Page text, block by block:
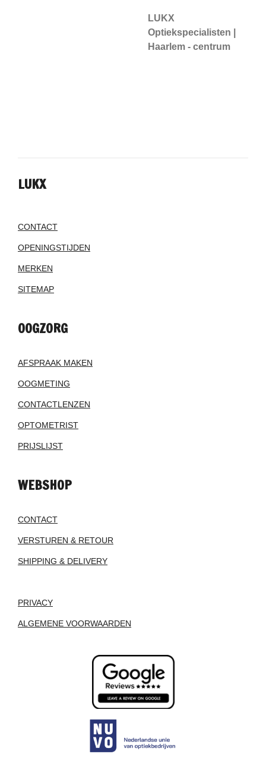
LUKX
Optiekspecialisten |
Haarlem - centrum
LUKX
CONTACT
OPENINGSTIJDEN
MERKEN
SITEMAP
OOGZORG
AFSPRAAK MAKEN
OOGMETING
CONTACTLENZEN
OPTOMETRIST
PRIJSLIJST
WEBSHOP
CONTACT
VERSTUREN & RETOUR
SHIPPING & DELIVERY
PRIVACY
ALGEMENE VOORWAARDEN